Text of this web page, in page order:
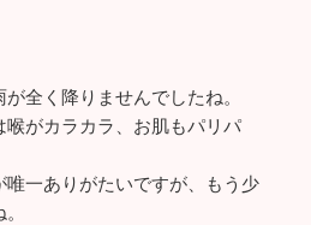
全く降りませんでしたね。
がカラカラ、お肌もパリパ
唯一ありがたいですが、もう少